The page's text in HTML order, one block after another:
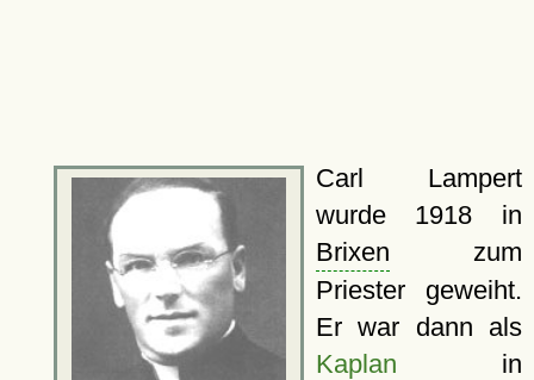
Carl Lampert
wurde 1918 in
Brixen zum
Priester geweiht.
Er war dann als
Kaplan in